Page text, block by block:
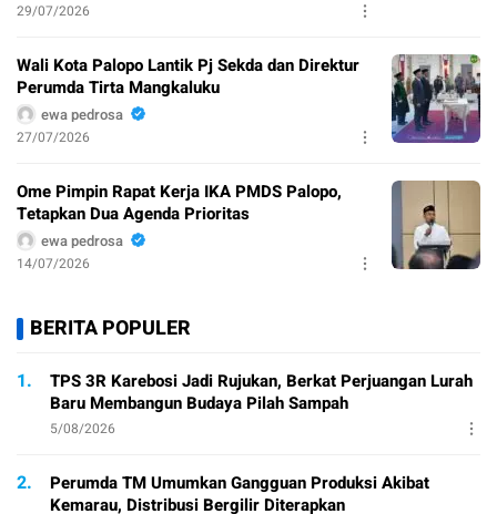
29/07/2026
Wali Kota Palopo Lantik Pj Sekda dan Direktur
Perumda Tirta Mangkaluku
ewa pedrosa
27/07/2026
Ome Pimpin Rapat Kerja IKA PMDS Palopo,
Tetapkan Dua Agenda Prioritas
ewa pedrosa
14/07/2026
BERITA POPULER
1.
TPS 3R Karebosi Jadi Rujukan, Berkat Perjuangan Lurah
Baru Membangun Budaya Pilah Sampah
5/08/2026
2.
Perumda TM Umumkan Gangguan Produksi Akibat
Kemarau, Distribusi Bergilir Diterapkan